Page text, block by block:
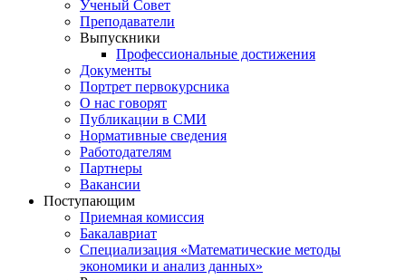
Ученый Совет
Преподаватели
Выпускники
Профессиональные достижения
Документы
Портрет первокурсника
О нас говорят
Публикации в СМИ
Нормативные сведения
Работодателям
Партнеры
Вакансии
Поступающим
Приемная комиссия
Бакалавриат
Специализация «Математические методы
экономики и анализ данных»